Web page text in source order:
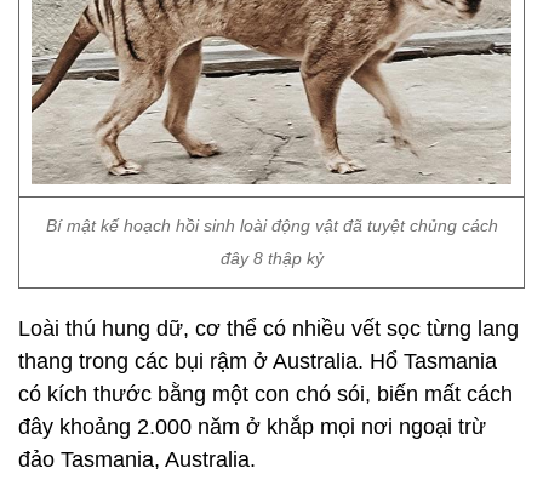
Bí mật kế hoạch hồi sinh loài động vật đã tuyệt chủng cách
đây 8 thập kỷ
Loài thú hung dữ, cơ thể có nhiều vết sọc từng lang
thang trong các bụi rậm ở Australia. Hổ Tasmania
có kích thước bằng một con chó sói, biến mất cách
đây khoảng 2.000 năm ở khắp mọi nơi ngoại trừ
đảo Tasmania, Australia.